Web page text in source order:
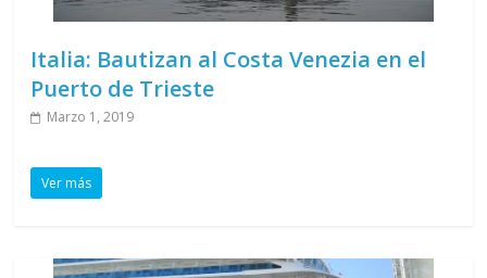
Italia: Bautizan al Costa Venezia en el
Puerto de Trieste
Marzo 1, 2019
Ver más